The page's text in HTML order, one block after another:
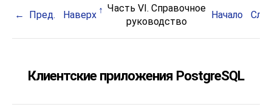
Пред. Наверх
Часть VI. Справочное
руководство
Начало
Клиентские приложения PostgreSQL